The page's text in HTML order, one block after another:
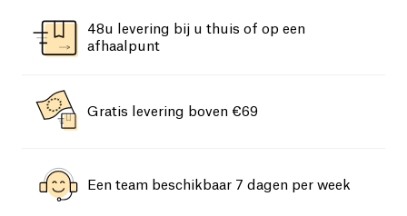
48u levering bij u thuis of op een
afhaalpunt
Gratis levering boven €69
Een team beschikbaar 7 dagen per week